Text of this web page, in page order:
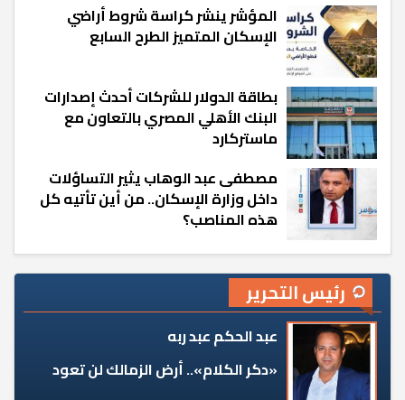
المؤشر ينشر كراسة شروط أراضي
الإسكان المتميز الطرح السابع
بطاقة الدولار للشركات أحدث إصدارات
البنك الأهلي المصري بالتعاون مع
ماستركارد
مصطفى عبد الوهاب يثير التساؤلات
داخل وزارة الإسكان.. من أين تأتيه كل
هذه المناصب؟
رئيس التحرير
عبد الحكم عبد ربه
«دكر الكلام».. أرض الزمالك لن تعود